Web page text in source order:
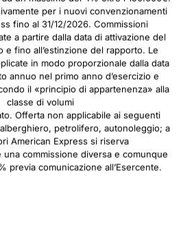
per i nuovi convenzionamenti
fino al 31/12/2026. Commissioni
a partire dalla data di attivazione del
e fino all’estinzione del rapporto. Le
in modo proporzionale dalla data
annuo nel primo anno d’esercizio e
il «principio di appartenenza» alla
classe di volumi
Offerta non applicabile ai seguenti
petrolifero, autonoleggio; a
American Express si riserva
una commissione diversa e comunque
previa comunicazione all’Esercente.